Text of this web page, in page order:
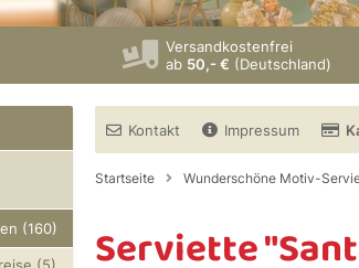
Versandkostenfrei
ab 50,- € (Deutschland)
Kontakt Impressum
Startseite Wunderschöne Motiv-
Serviette
(160)